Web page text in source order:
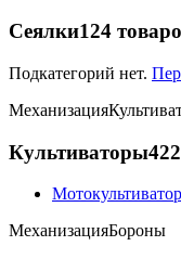
Сеялки124
Подкатегорий нет.
Механизация
Культиваторы
Мотокультиватор
МеханизацияБороны